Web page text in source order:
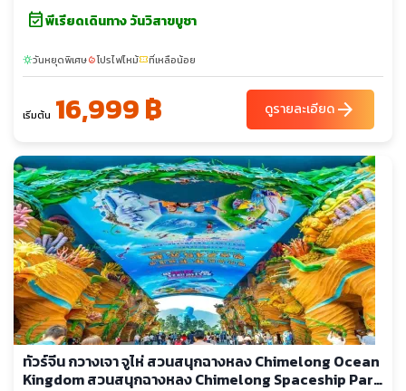
event_availableพีเรียดเดินทาง วันวิสาขบูชา
sunnyวันหยุดพิเศษlocal_fire_departmentโปรไฟไหม้confirmation_numberที่เหลือน้อย
เริ่มต้น 16,999 ฿ ดูรายละเอียดarrow_forward
ทัวร์จีน กวางเจา จูไห่ สวนสนุกฉางหลง Chimelong Ocean
Kingdom สวนสนุกฉางหลง Chimelong Spaceship Park